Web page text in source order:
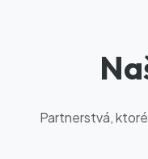
Partnerstvá,